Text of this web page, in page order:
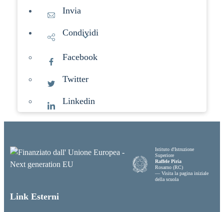
Invia
Condividi
Facebook
Twitter
Linkedin
Istituto d'Istruzione
Superiore
Raffele Piria
Rosarno (RC)
— Visita la pagina iniziale
della scuola
Link Esterni